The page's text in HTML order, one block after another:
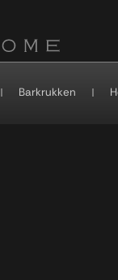
Barkrukken